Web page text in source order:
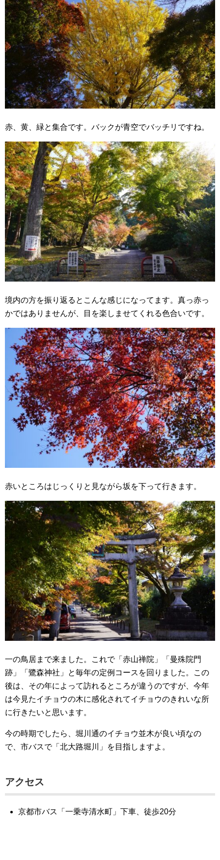
赤、黄、緑と集合です。バックが青空でバッチリですね。
境内の方を振り返るとこんな感じになってます。真っ赤っ
かではありませんが、目を楽しませてくれる色合いです。
赤いところはじっくりと見ながら坂を下って行きます。
一の鳥居まで来ました。これで「赤山禅院」「曼殊院門
跡」「鷺森神社」と毎年の定例コースを回りました。この
後は、その年によって訪れるところが違うのですが、今年
は今見たイチョウの木に感化されてイチョウのきれいな所
に行きたいと思います。
今の時期でしたら、堀川通のイチョウ並木が良い頃なの
で、市バスで「北大路堀川」を目指しますよ。
アクセス
京都市バス「一乗寺清水町」下車、徒歩20分